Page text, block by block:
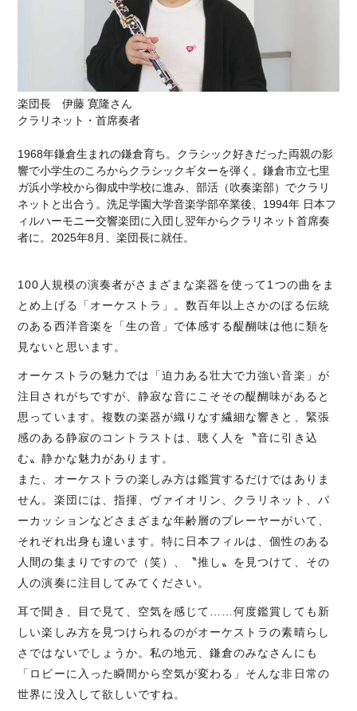
楽団長 伊藤 寛隆さん
クラリネット・首席奏者
1968年鎌倉生まれの鎌倉育ち。クラシック好きだった両親の影
響で小学生のころからクラシックギターを弾く。鎌倉市立七里
ガ浜小学校から御成中学校に進み、部活（吹奏楽部）でクラリ
ネットと出合う。洗足学園大学音楽学部卒業後、1994年 日本フ
ィルハーモニー交響楽団に入団し翌年からクラリネット首席奏
者に。2025年8月、楽団長に就任。
100人規模の演奏者がさまざまな楽器を使って1つの曲をま
とめ上げる「オーケストラ」。数百年以上さかのぼる伝統
のある西洋音楽を「生の音」で体感する醍醐味は他に類を
見ないと思います。
オーケストラの魅力では「迫力ある壮大で力強い音楽」が
注目されがちですが、静寂な音にこそその醍醐味があると
思っています。複数の楽器が織りなす繊細な響きと、緊張
感のある静寂のコントラストは、聴く人を〝音に引き込
む〟静かな魅力があります。
また、オーケストラの楽しみ方は鑑賞するだけではありま
せん。楽団には、指揮、ヴァイオリン、クラリネット、パ
ーカッションなどさまざまな年齢層のプレーヤーがいて、
それぞれ出身も違います。特に日本フィルは、個性のある
人間の集まりですので（笑）、〝推し〟を見つけて、その
人の演奏に注目してみてください。
耳で聞き、目で見て、空気を感じて……何度鑑賞しても新
しい楽しみ方を見つけられるのがオーケストラの素晴らし
さではないでしょうか。私の地元、鎌倉のみなさんにも
「ロビーに入った瞬間から空気が変わる」そんな非日常の
世界に没入して欲しいですね。